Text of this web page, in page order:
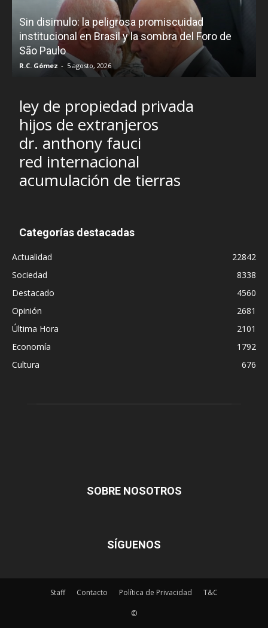
Sin disimulo: la peligrosa promiscuidad
institucional en Brasil y la sombra del Foro de
São Paulo
R.C. Gómez - 5 agosto, 2026
ley de propiedad privada
hijos de extranjeros
dr. anthony fauci
red internacional
acumulación de tierras
Categorías destacadas
Actualidad
22842
Sociedad
8338
Destacado
4560
Opinión
2681
Última Hora
2101
Economía
1792
Cultura
676
SOBRE NOSOTROS
SÍGUENOS
Staff Contacto Política de Privacidad T&C
©